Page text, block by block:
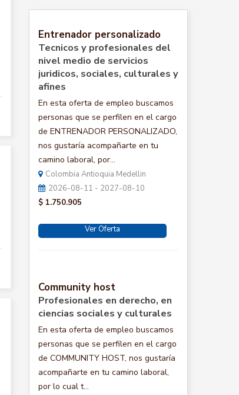
Entrenador personalizado
Tecnicos y profesionales del
nivel medio de servicios
juridicos, sociales, culturales y
afines
En esta oferta de empleo buscamos
personas que se perfilen en el cargo
de ENTRENADOR PERSONALIZADO,
nos gustaría acompañarte en tu
camino laboral, por...
Colombia Antioquia Medellin
2026-08-11 - 2027-08-10
$ 1.750.905
Ver Oferta
Community host
Profesionales en derecho, en
ciencias sociales y culturales
En esta oferta de empleo buscamos
personas que se perfilen en el cargo
de COMMUNITY HOST, nos gustaría
acompañarte en tu camino laboral,
por lo cual t...